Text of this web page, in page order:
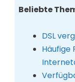
Beliebte
DSL
Häufige